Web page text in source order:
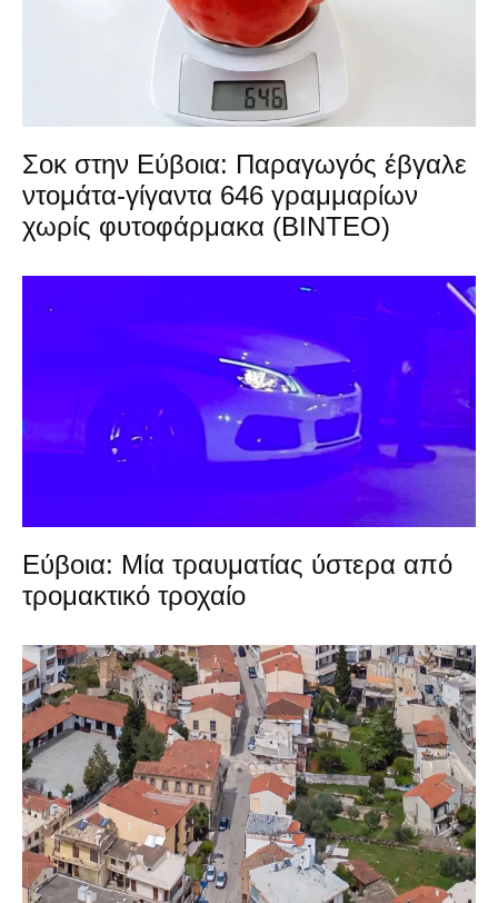
Σοκ στην Εύβοια: Παραγωγός έβγαλε
ντομάτα-γίγαντα 646 γραμμαρίων
χωρίς φυτοφάρμακα (ΒΙΝΤΕΟ)
Εύβοια: Μία τραυματίας ύστερα από
τρομακτικό τροχαίο